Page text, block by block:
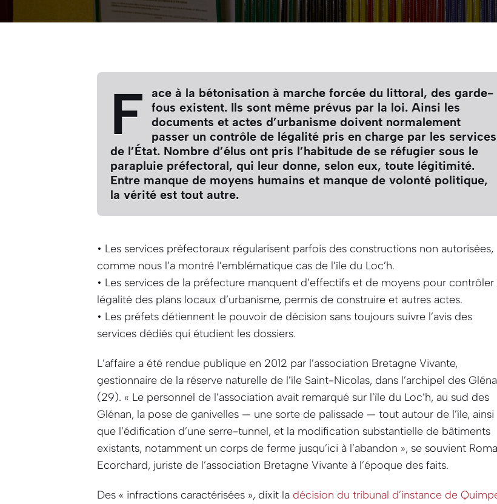
F
ace à la bétonisation à marche forcée du littoral, des garde-
fous existent. Ils sont même prévus par la loi. Ainsi les
documents et actes d’urbanisme doivent normalement
passer un contrôle de légalité pris en charge par les services
de l’État. Nombre d’élus ont pris l’habitude de se réfugier sous le
parapluie préfectoral, qui leur donne, selon eux, toute légitimité.
Entre manque de moyens humains et manque de volonté politique,
la vérité est tout autre.
• Les services préfectoraux régularisent parfois des constructions non autorisées,
comme nous l’a montré l’emblématique cas de l’île du Loc’h.
• Les services de la préfecture manquent d’effectifs et de moyens pour contrôler
légalité des plans locaux d’urbanisme, permis de construire et autres actes.
• Les préfets détiennent le pouvoir de décision sans toujours suivre l’avis des
services dédiés qui étudient les dossiers.
L’affaire a été rendue publique en 2012 par l’association Bretagne Vivante,
gestionnaire de la réserve naturelle de l’île Saint-Nicolas, dans l’archipel des
(29). « Le personnel de l’association avait remarqué sur l’île du Loc’h, au sud des
Glénan, la pose de ganivelles — une sorte de palissade — tout autour de l’île, ainsi
que l’édification d’une serre-tunnel, et la modification substantielle de bâtiments
existants, notamment un corps de ferme jusqu’ici à l’abandon », se souvient
Ecorchard, juriste de l’association Bretagne Vivante à l’époque des faits.
Des « infractions caractérisées », dixit ladécision du tribunal d’instance de